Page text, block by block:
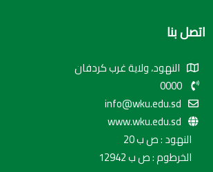
اتصل بنا
النهود، ولاية غرب كردفان
info@wku.edu.sd
www.wku.edu.sd
النهود : ص ب 20
الخرطوم : ص ب 12942